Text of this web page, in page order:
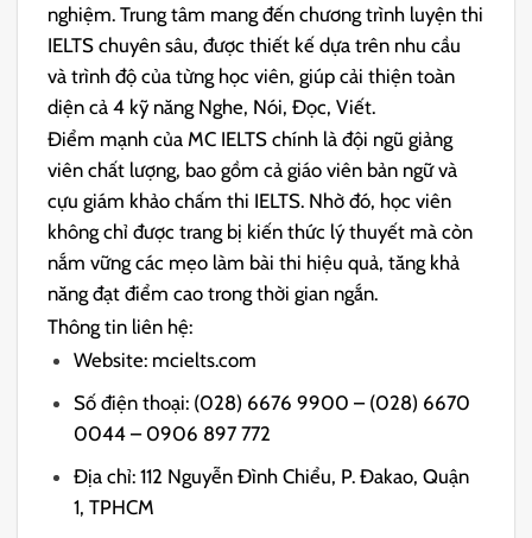
nghiệm. Trung tâm mang đến chương trình luyện thi
IELTS chuyên sâu, được thiết kế dựa trên nhu cầu
và trình độ của từng học viên, giúp cải thiện toàn
diện cả 4 kỹ năng Nghe, Nói, Đọc, Viết.
Điểm mạnh của MC IELTS chính là đội ngũ giảng
viên chất lượng, bao gồm cả giáo viên bản ngữ và
cựu giám khảo chấm thi IELTS. Nhờ đó, học viên
không chỉ được trang bị kiến thức lý thuyết mà còn
nắm vững các mẹo làm bài thi hiệu quả, tăng khả
năng đạt điểm cao trong thời gian ngắn.
Thông tin liên hệ:
Website: mcielts.com
Số điện thoại: (028) 6676 9900 – (028) 6670
0044 – 0906 897 772
Địa chỉ: 112 Nguyễn Đình Chiểu, P. Đakao, Quận
1, TPHCM